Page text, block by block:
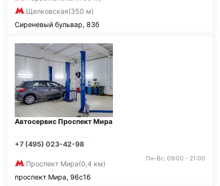
Щелковская(350 м)
Сиреневый бульвар, 83б
Автосервис Проспект Мира
+7 (495) 023-42-98
Проспект Мира(0,4 км)
Пн-Вс: 09:00 - 21:00
проспект Мира, 96с16